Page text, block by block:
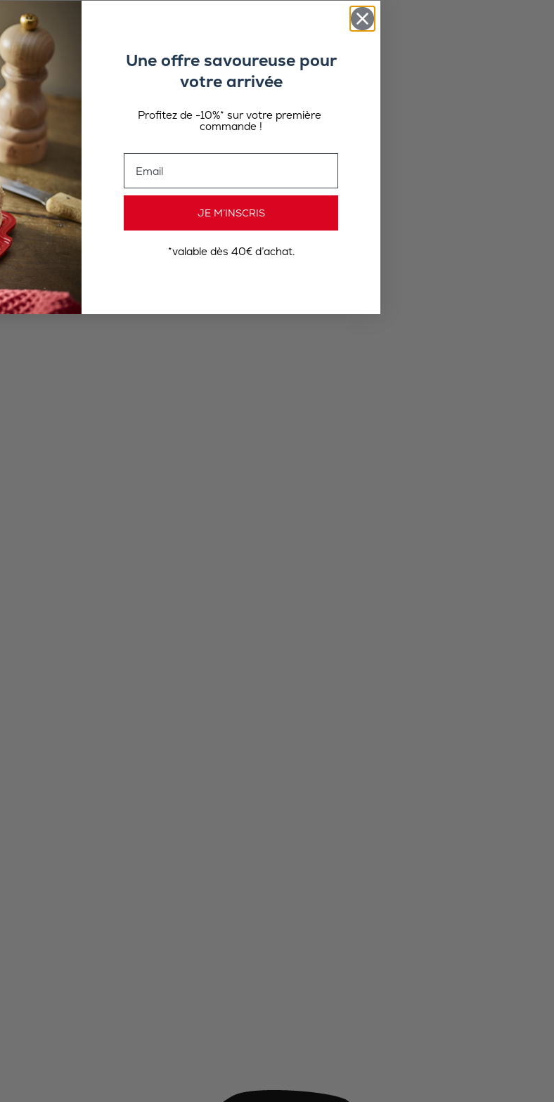
Une offre savoureuse pour
votre arrivée
Profitez de -10%* sur votre première
commande !
JE M’INSCRIS
*valable dès 40€ d’achat.